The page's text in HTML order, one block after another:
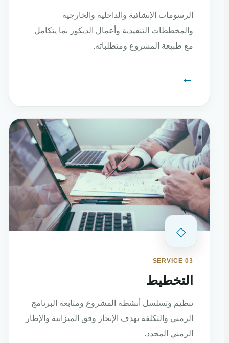
الرسومات الإنشائية والداخلية والخارجية
والمخططات التنفيذية وأعمال الديكور بما يتكامل
مع طبيعة المشروع ومتطلباته.
←
◇
SERVICE 03
التخطيط
تنظيم وتسلسل أنشطة المشروع ومتابعة البرنامج
الزمني والتكلفة بهدف الإنجاز وفق الميزانية والإطار
الزمني المحدد.